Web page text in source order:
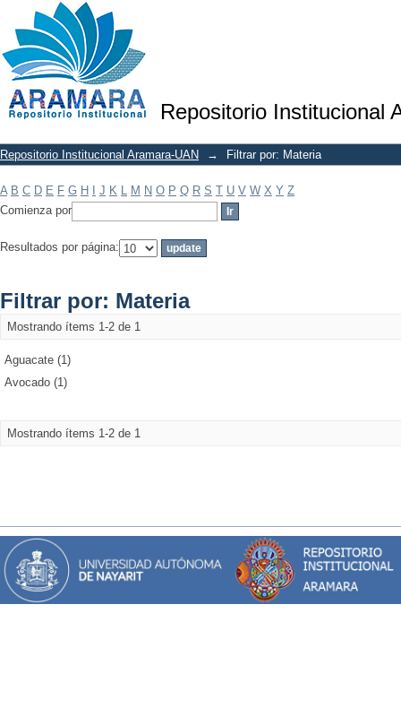
Repositorio Institucional
Filtrar por: Materia
Repositorio Institucional Aramara-UAN → Filtrar por: Materia
A B C D E F G H J K L M N O P Q R S T U V W X Y Z
Comienza por
Resultados por página:
Filtrar por: Materia
Mostrando ítems 1-2 de 1
Aguacate (1)
Avocado (1)
Mostrando ítems 1-2 de 1